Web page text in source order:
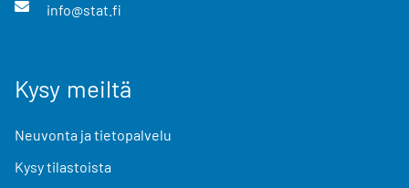
info@stat.fi
Kysy meiltä
Neuvonta ja tietopalvelu
Kysy tilastoista